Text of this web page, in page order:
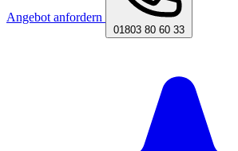
Angebot anfordern
01803 80 60 33